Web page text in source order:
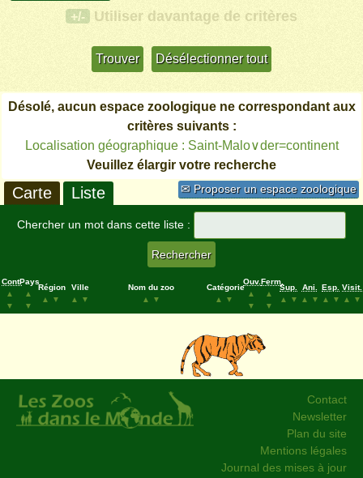
+/- Utiliser davantage de critères
Désolé, aucun espace zoologique ne correspondant aux
critères suivants :
Localisation géographique : Saint-Malo∨der=continent
Veuillez élargir votre recherche
✉ Proposer un espace zoologique
Carte Liste
Chercher un mot dans cette liste :
Cont.
▲
▼
Pays
▲
▼
Région
▲
▼
Ville
▲
▼
Nom du zoo
▲
▼
Catégorie
▲
▼
Ouv.
▲
▼
Ferm.
▲
▼
Sup.
▲
▼
Ani.
▲
▼
Esp.
▲
▼
Visit.
▲
▼
Contact
Newsletter
Plan du site
Mentions légales
Journal des mises à jour